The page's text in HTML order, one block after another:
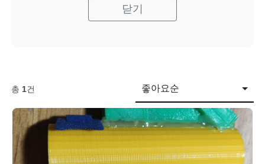
닫기
총 1건 좋아요순